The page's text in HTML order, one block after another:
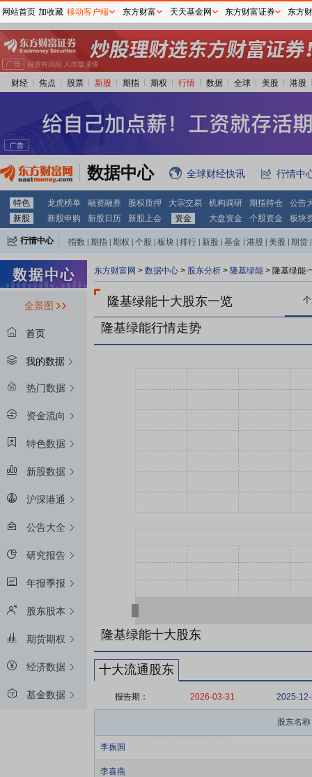
财经 焦点 股票 新股 期指 期权 行情 数据 全球 美股 港股
数据中心 全球财经快讯 行情中
特色 龙虎榜单 融资融券 股权质押 大宗交易 机构调研 期指持仓
公告
新股
新股申购 新股日历 新股上会 资金 大盘资金 个股资金 板块
行情中心 指数 期指 期权 个股 板块 排行 新股 基金 港股 美股 期货
全景图
首页
我的数据
热门数据
资金流向
特色数据
新股数据
沪深港通
公告大全
研究报告
年报季报
股东股本
期货期权
经济数据
基金数据
东方财富网 > 数据中心 > 股东分析 > 隆基绿能 > 隆基绿能-
隆基绿能十大股东一览
隆基绿能行情走势
隆基绿能十大股东
十大流通股东
报告期： 2026-03-31 2025-
股东名称
李振国
李喜燕
网站首页 加收藏 移动客户端 东方财富 天天基金网 东方财富证券 东方